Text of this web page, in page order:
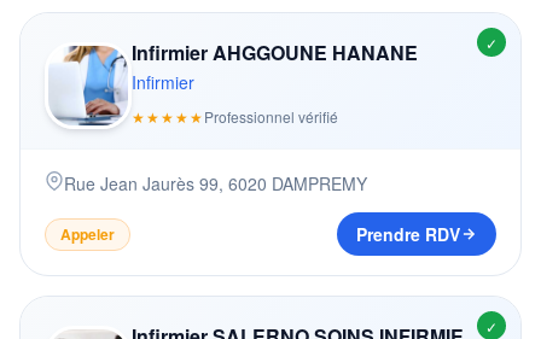
✓
Infirmier AHGGOUNE HANANE
Infirmier
★★★★★Professionnel vérifié
Rue Jean Jaurès 99, 6020 DAMPREMY
Appeler Prendre RDV
✓